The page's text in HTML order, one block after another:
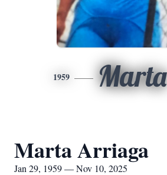
1959 Marta
Marta Arriaga
Jan 29, 1959 — Nov 10, 2025